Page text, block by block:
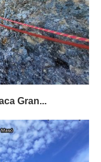
Gran...